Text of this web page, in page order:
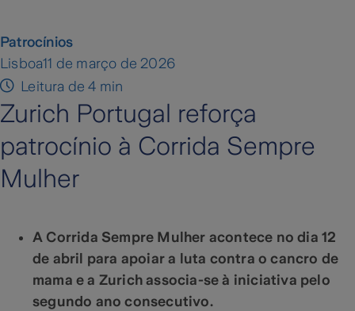
Patrocínios
Lisboa11 de março de 2026
Leitura de 4 min
Zurich Portugal reforça
patrocínio à Corrida Sempre
Mulher
A Corrida Sempre Mulher acontece no dia 12
de abril para apoiar a luta contra o cancro de
mama e a Zurich associa-se à iniciativa pelo
segundo ano consecutivo.